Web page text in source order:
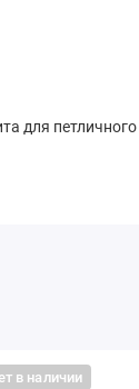
для
в наличии